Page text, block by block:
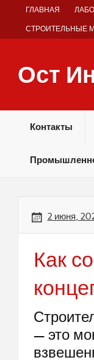
ГЛАВНАЯ
СТРОИТЕЛЬНЫЕ
Ост
Контакты
2 июня,
Как
— это